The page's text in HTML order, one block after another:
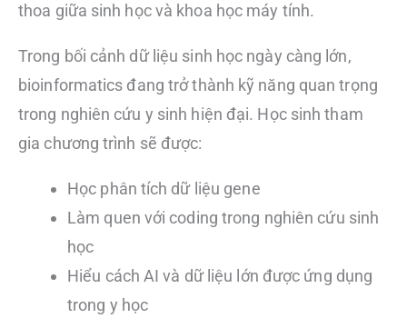
thoa giữa sinh học và khoa học máy tính.
Trong bối cảnh dữ liệu sinh học ngày càng lớn,
bioinformatics đang trở thành kỹ năng quan trọng
trong nghiên cứu y sinh hiện đại. Học sinh tham
gia chương trình sẽ được:
Học phân tích dữ liệu gene
Làm quen với coding trong nghiên cứu sinh
học
Hiểu cách AI và dữ liệu lớn được ứng dụng
trong y học